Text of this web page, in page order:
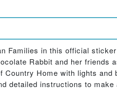
Families in this official
Rabbit and her
Home with lights
detailed instructions to